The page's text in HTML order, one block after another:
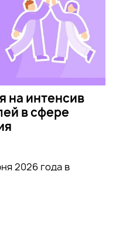
на интенсив
в сфере
2026 года в